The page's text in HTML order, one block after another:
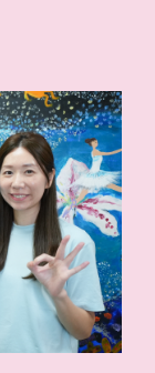
（五級）
（四級）
位課程
書